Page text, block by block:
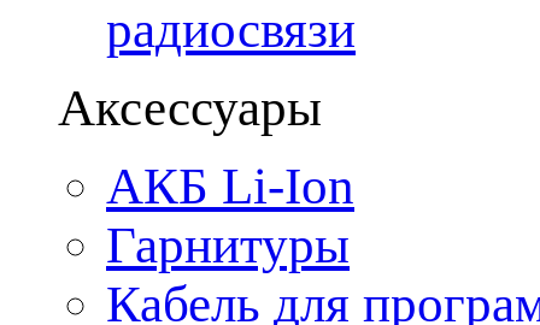
радиосвязи
Аксессуары
АКБ Li-Ion
Гарнитуры
Кабель для